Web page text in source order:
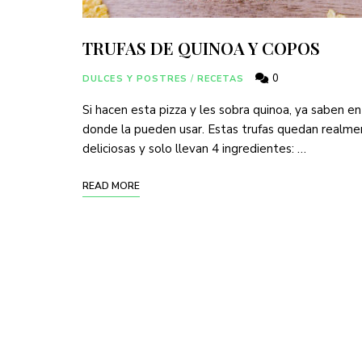
TRUFAS DE QUINOA Y COPOS
DULCES Y POSTRES / RECETAS 0
Si hacen esta pizza y les sobra quinoa, ya saben en
donde la pueden usar. Estas trufas quedan
deliciosas y solo llevan 4 ingredientes: …
READ MORE